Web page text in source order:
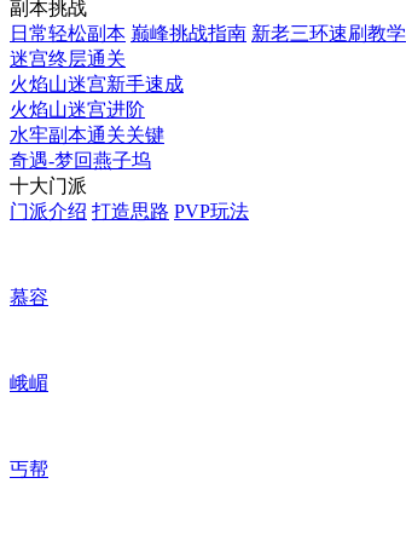
副本挑战
日常轻松副本 巅峰挑战指南 新老三环速刷教学
迷宫终层通关
火焰山迷宫新手速成
火焰山迷宫进阶
水牢副本通关关键
奇遇-梦回燕子坞
十大门派
门派介绍 打造思路 PVP玩法
慕容
峨嵋
丐帮